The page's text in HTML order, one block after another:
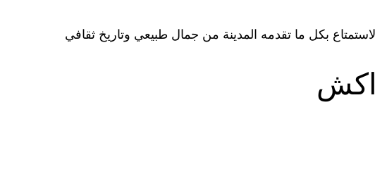
بكل ما تقدمه المدينة من جمال طبيعي وتاريخ ثقافي